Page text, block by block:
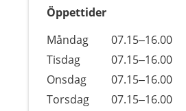
Öppettider
Dag
Öppettider
Kommentarer
Måndag 07.15–16.00
Tisdag
07.15–16.00
Onsdag
07.15–16.00
Torsdag
07.15–16.00